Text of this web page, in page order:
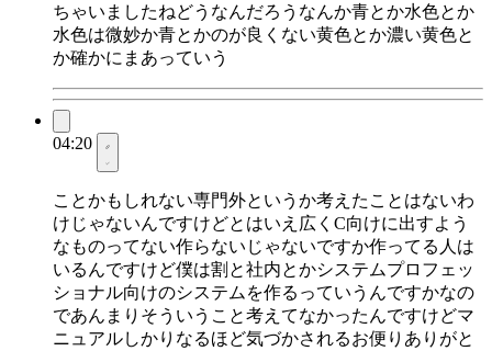
ちゃいましたねどうなんだろうなんか青とか水色とか
水色は微妙か青とかのが良くない黄色とか濃い黄色と
か確かにまあっていう
04:20
ことかもしれない専門外というか考えたことはないわ
けじゃないんですけどとはいえ広くC向けに出すよう
なものってない作らないじゃないですか作ってる人は
いるんですけど僕は割と社内とかシステムプロフェッ
ショナル向けのシステムを作るっていうんですかなの
であんまりそういうこと考えてなかったんですけどマ
ニュアルしかりなるほど気づかされるお便りありがと